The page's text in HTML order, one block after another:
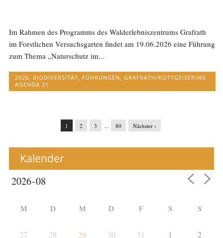
Im Rahmen des Programms des Walderlebniszentrums Grafrath
im Forstlichen Versuchsgarten findet am 19.06.2026 eine Führung
zum Thema „Naturschutz im...
2026 BIODIVERSITÄT FÜHRUNGEN ,GRAFRATH/KOTTGEISERING
AGENDA 21
1 2 3 … 80 Nächster ›
Kalender
M D M D F S S
27 28 29 30 31 1 2